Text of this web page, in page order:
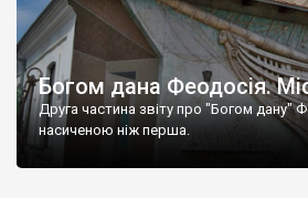
Богом дана Феодосія.
Друга частина звіту про "Богом дану"
насиченою ніж перша.